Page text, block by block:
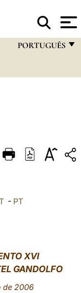
PORTUGUÊS
DEUTSCH
العربيّة - PT
XVI
GANDOLFO
de 2006